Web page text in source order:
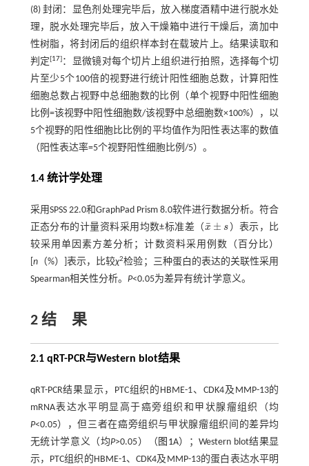
(8) 封闭：显色剂处理完毕后，放入梯度酒精中进行脱水处
理，脱水处理完毕后，放入干燥箱中进行干燥后，滴加中
性树脂，将封闭后的组织样本封在载玻片上。结果读取和
判定[17] ：显微镜对每个切片上组织进行拍照，选择每个切
片至少5个100倍的视野进行统计阳性细胞总数，计算阳性
细胞总数占视野中总细胞数的比例（单个视野中阳性细胞
比例=该视野中阳性细胞数/该视野中总细胞数×100%），以
5个视野的阳性细胞比比例的平均值作为阳性表达率的数值
（阳性表达率=5个视野阳性细胞比例/5）。
1.4 统计学处理
采用SPSS 22.0和GraphPad Prism 8.0软件进行数据分析。符合
正态分布的计量资料采用均数±标准差（x
¯ ± s
x¯ ±s
）表示，比
较采用单因素方差分析；计数资料采用例数（百分比）
n（%）]表示，比较χ2检验；三种蛋白的表达的关联性采用
Spearman相关性分析。 P<0.05为差异有统计学意义。
2 结 果
2.1 qRT-PCR与Western blot结果
qRT-PCR结果显示，PTC组织的HBME-1、CDK4及MMP-13的
mRNA表达水平明显高于癌旁组织和甲状腺瘤组织（均
P<0.05），但三者在癌旁组织与甲状腺瘤组织间的差异均
无统计学意义（均P>0.05）（ 图1A）；Western blot结果显
示，PTC组织的HBME-1、CDK4及MMP-13的蛋白表达水平明